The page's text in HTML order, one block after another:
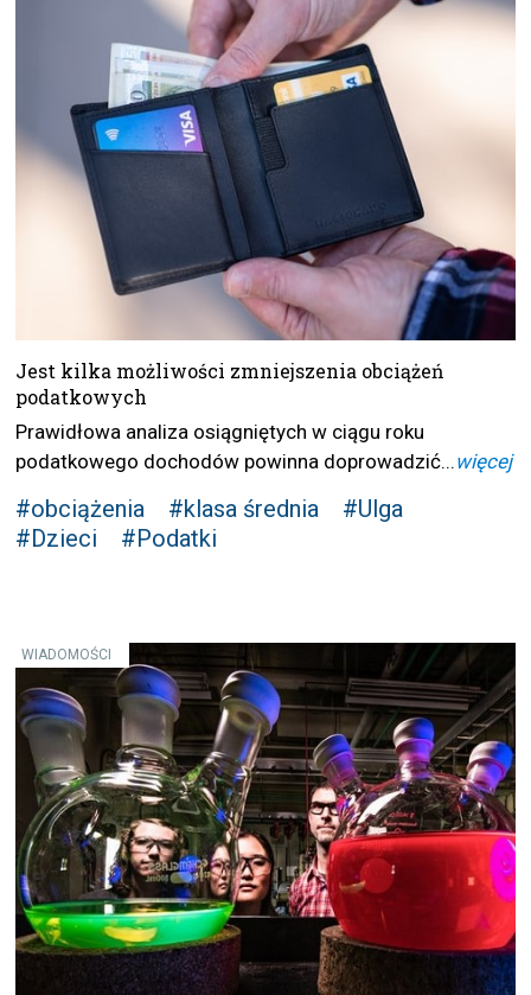
Jest kilka możliwości zmniejszenia obciążeń
podatkowych
Prawidłowa analiza osiągniętych w ciągu roku
podatkowego dochodów powinna doprowadzić... więcej
#obciążenia #klasa średnia
#Ulga
#Dzieci
#Podatki
WIADOMOŚCI